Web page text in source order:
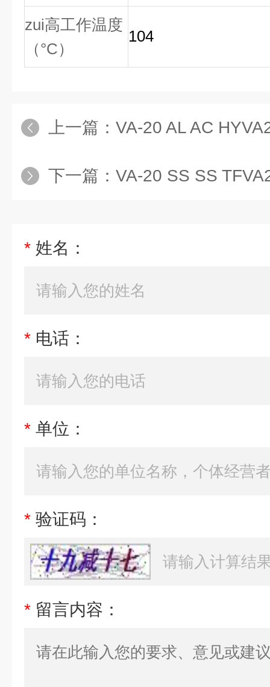
zui高工作温度
（°C）
104
上一篇： VA-20 AL AC HYVA20 聚醚弹
下一篇： VA-20 SS SS TFVA20 特氟
* 姓名：
* 电话：
* 单位：
* 验证码：
* 留言内容：